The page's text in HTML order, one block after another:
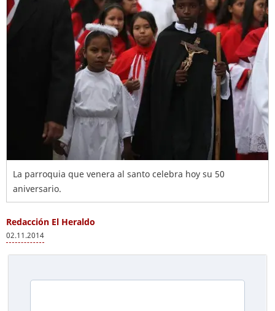
La parroquia que venera al santo celebra hoy su 50
aniversario.
Redacción El Heraldo
02.11.2014